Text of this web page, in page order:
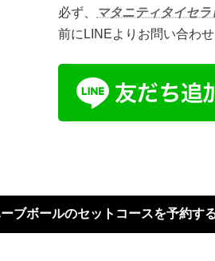
必ず、
マタニティタイセ
前にLINEよりお問い合わせ
ブボールのセットコースを予約す